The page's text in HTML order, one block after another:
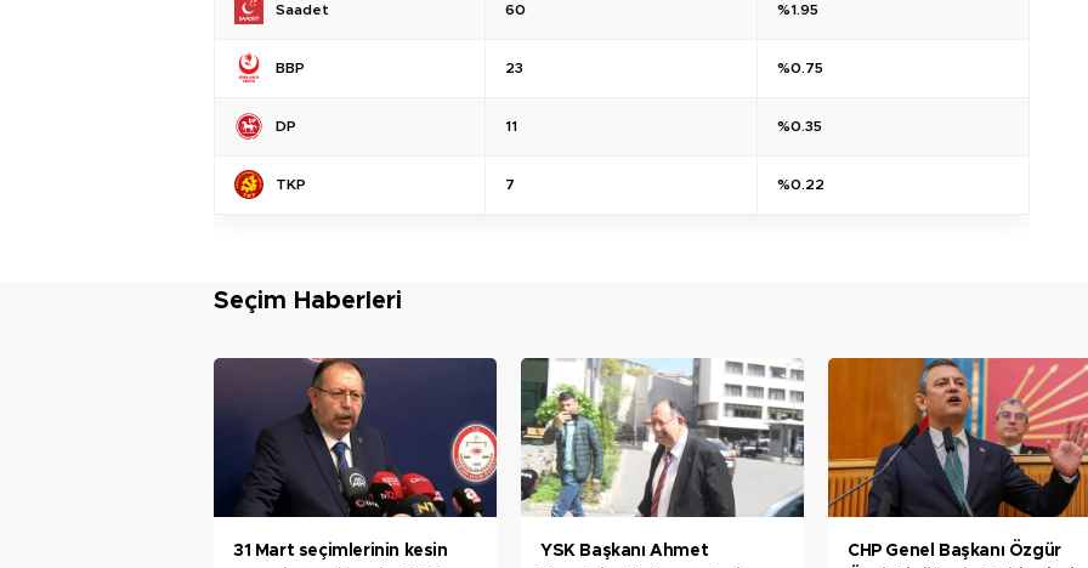
Saadet 60 %1.95
BBP 23 %0.75
DP 11 %0.35
TKP 7 %0.22
Seçim Haberleri
31 Mart seçimlerinin kesin
YSK Başkanı Ahmet
CHP Genel Başkanı Özgür